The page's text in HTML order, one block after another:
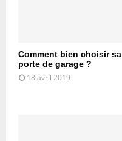
Comment bien choisir sa
porte de garage ?
18 avril 2019